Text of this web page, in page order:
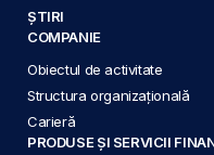
ȘTIRI
COMPANIE
Obiectul de activitate
Structura organizațională
Carieră
PRODUSE ȘI SERVICII